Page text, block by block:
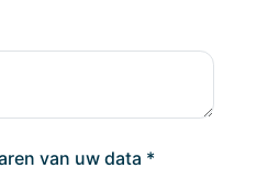
van uw data *